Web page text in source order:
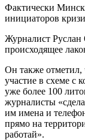
Фактически Минск
инициаторов
Журналист Руслан
происходящее
Он также отметил,
участие в схеме с
уже более 100
журналисты
им имена и
прямо на
работай».